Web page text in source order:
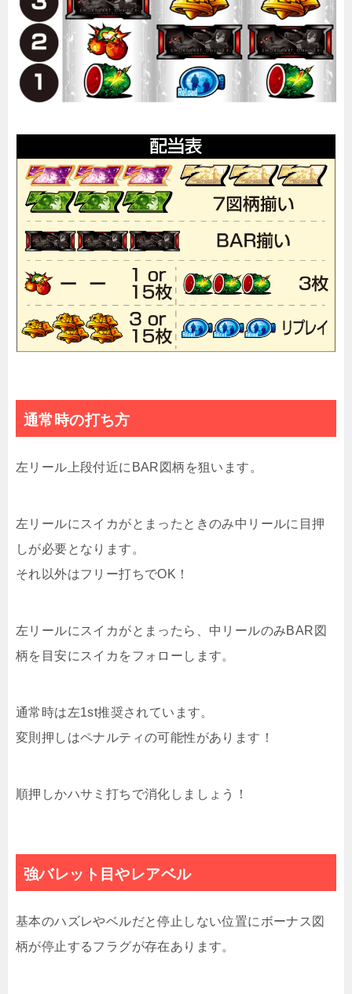
通常時の打ち方
左リール上段付近にBAR図柄を狙います。
左リールにスイカがとまったときのみ中リールに目押
しが必要となります。
それ以外はフリー打ちでOK！
左リールにスイカがとまったら、中リールのみBAR図
柄を目安にスイカをフォローします。
通常時は左1st推奨されています。
変則押しはペナルティの可能性があります！
順押しかハサミ打ちで消化しましょう！
強バレット目やレアベル
基本のハズレやベルだと停止しない位置にボーナス図
柄が停止するフラグが存在あります。